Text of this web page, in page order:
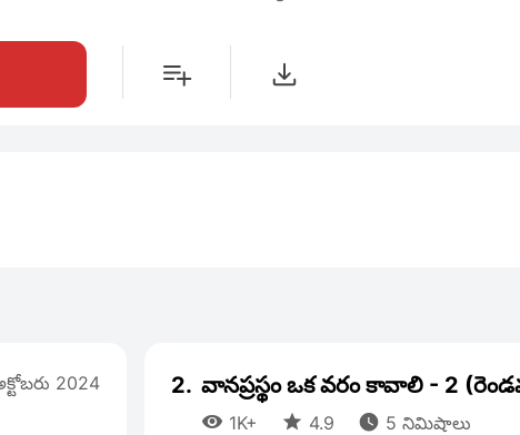
2024 2. వానప్రస్థం ఒక వరం కావాలి - 2
 1K+  4.9  5 నిమిషాలు